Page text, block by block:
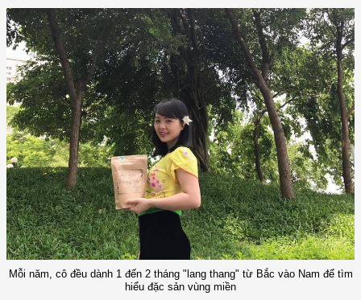
Mỗi năm, cô đều dành 1 đến 2 tháng "lang thang" từ Bắc vào Nam để tìm
hiểu đặc sản vùng miền